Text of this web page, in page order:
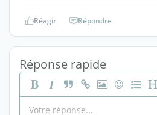
Réagir Répondre
Réponse rapide